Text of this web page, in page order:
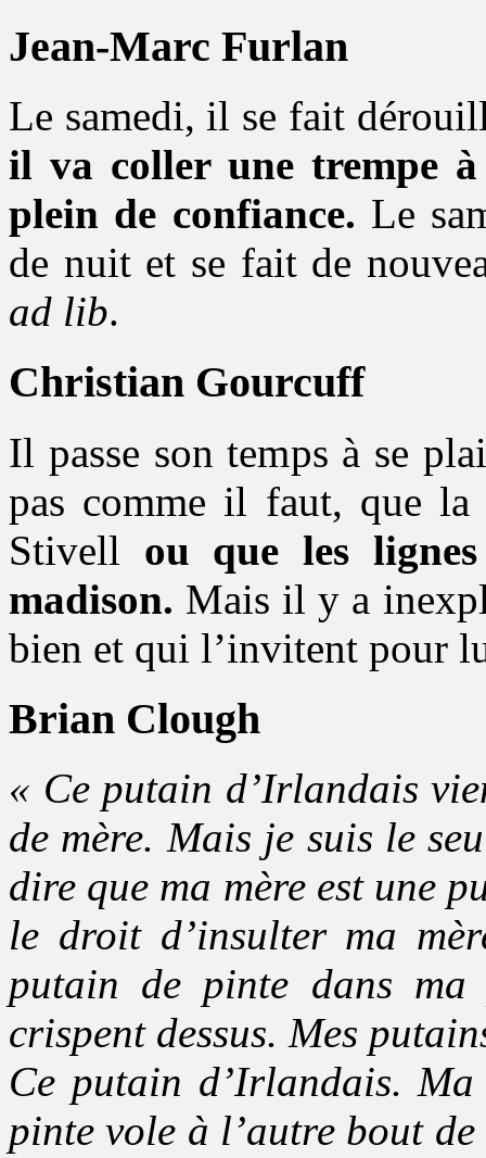
Jean-Marc Furlan
Le samedi, il se fait
il va coller une trempe
plein de confiance. Le
de nuit et se fait de
ad lib.
Christian Gourcuff
Il passe son temps à se
pas comme il faut, que la
Stivell ou que les
madison. Mais il y a
bien et qui l’invitent pour
Brian Clough
« Ce putain d’Irlandais
de mère. Mais je suis le
dire que ma mère est une
le droit d’insulter ma
putain de pinte dans
crispent dessus. Mes
Ce putain d’Irlandais.
pinte vole à l’autre bout